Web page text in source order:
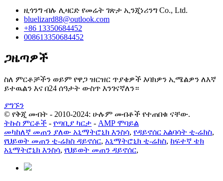
ዚጎንግ ብሉ ሊዛርድ የመሬት ገጽታ ኢንጂነሪንግ Co., Ltd.
bluelizard88@outlook.com
+86 13350684452
008613350684452
ጋዜጣዎች
ስለ ምርቶቻችን ወይም የዋጋ ዝርዝር ጥያቄዎች እባክዎን ኢሜልዎን ለእኛ
ይተዉልን እና በ24 ሰዓታት ውስጥ እንገናኛለን።
ያግኙን
© የቅጂ መብት - 2010-2024: ሁሉም መብቶች የተጠበቁ ናቸው.
ትኩስ ምርቶች - የጣቢያ ካርታ - AMP ሞባይል
መካከለኛ መጠን ያለው አኒማትሮኒክ እንስሳ, የዳይኖሰር አልባሳት ቲ-ሬክስ,
የህይወት መጠን ቲ-ሬክስ ዳይኖሰር, አኒማትሮኒክ ቲ-ሬክስ, ከፍተኛ ቴክ
አኒማትሮኒክ እንስሳ, የህይወት መጠን ዳይኖሰር,